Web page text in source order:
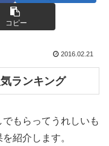
コピー
2016.02.21
ランキング
もらってうれしいも
紹介します。